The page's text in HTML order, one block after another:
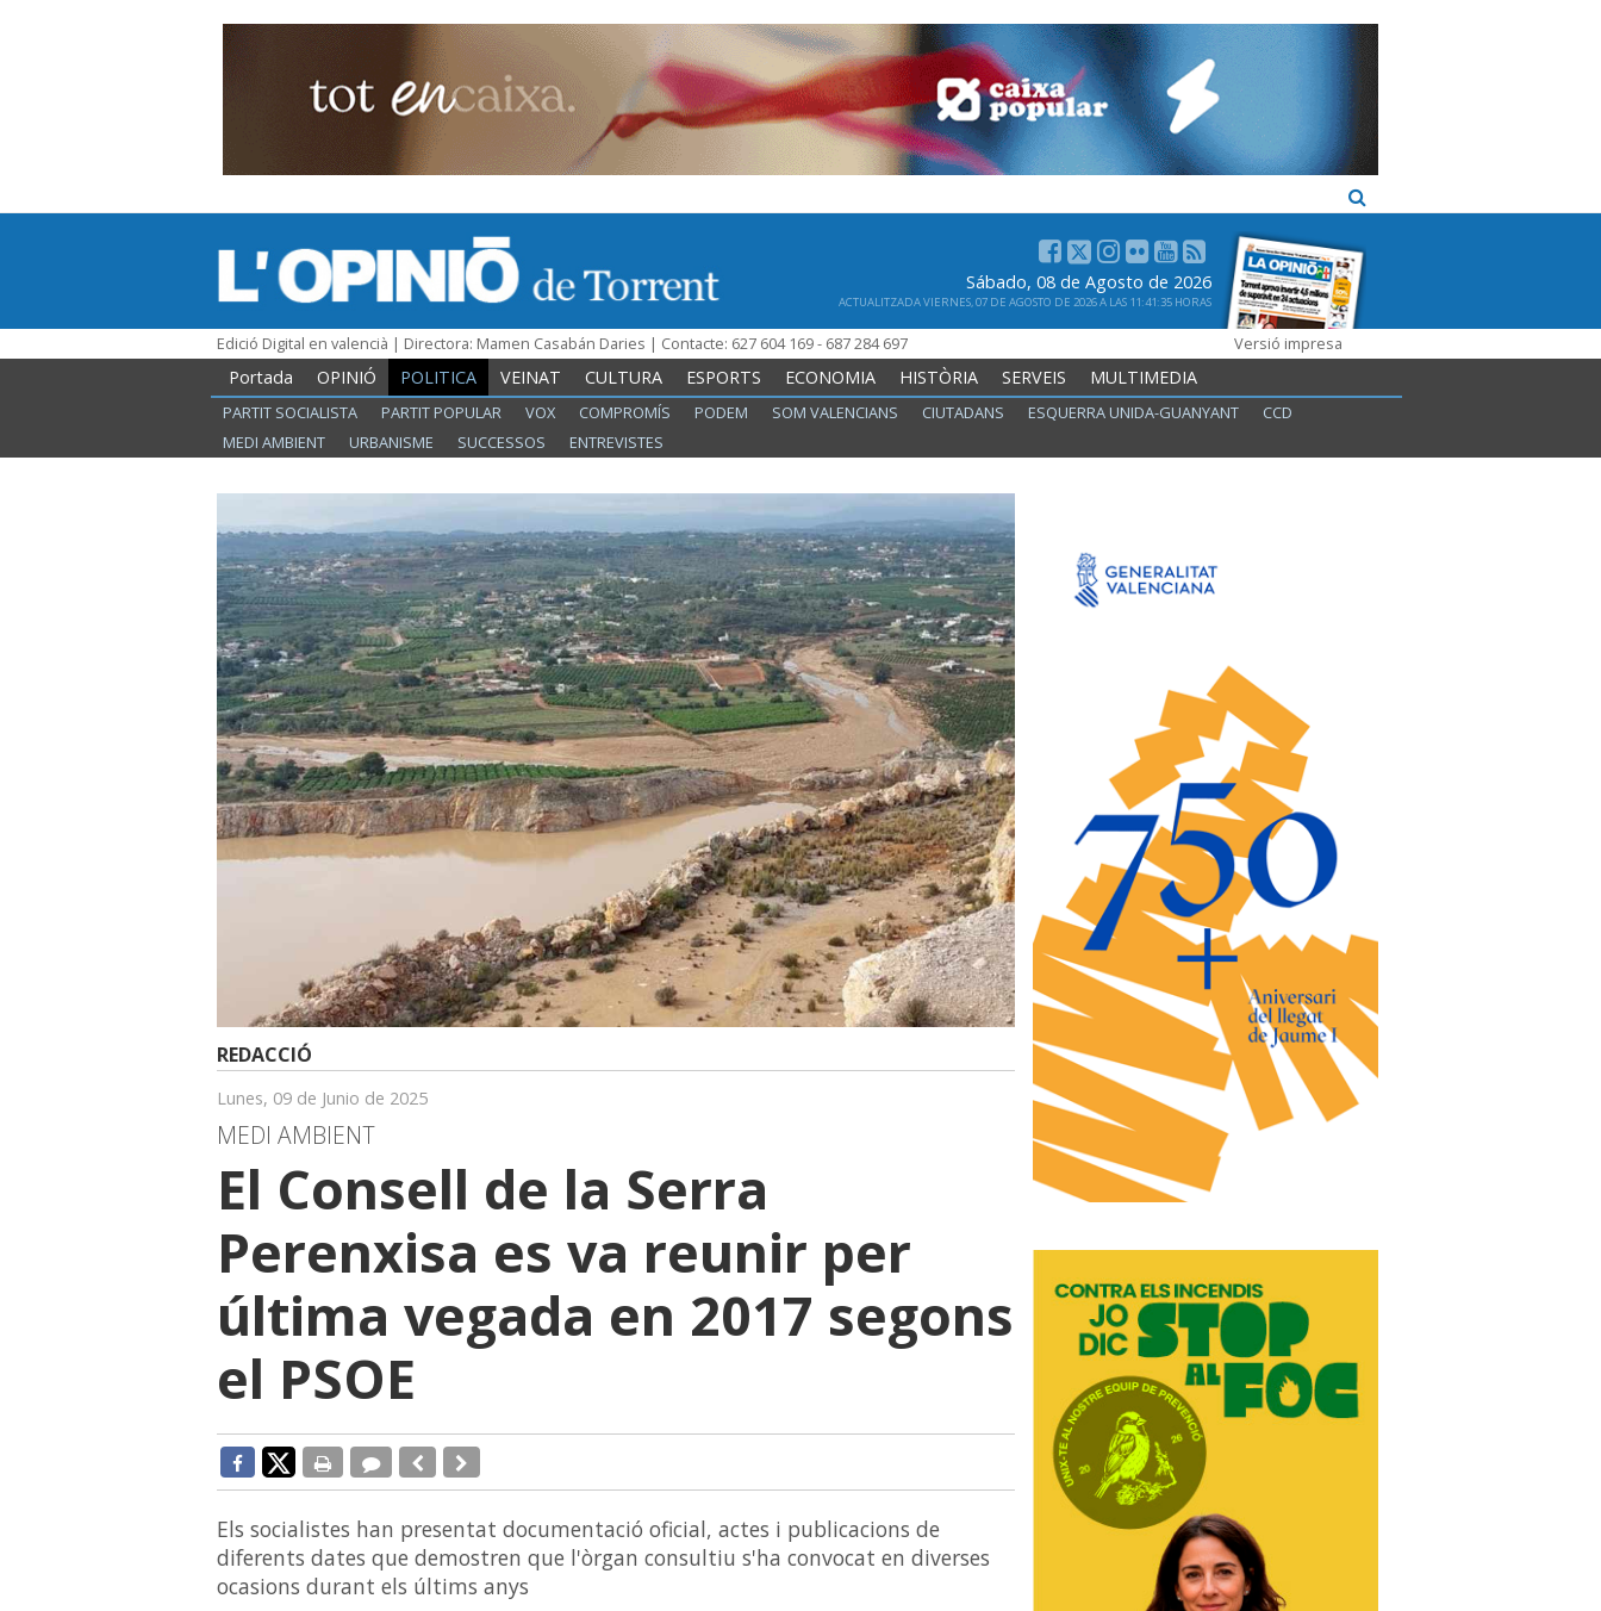
Sábado, 08 de Agosto de 2026
ACTUALITZADA VIERNES, 07 DE AGOSTO DE 2026 A LAS 11:41:35 HORAS
Edició Digital en valencià | Directora: Mamen Casabán Daries | Contacte: 627 604 169 - 687 284 697 Versió impresa
Portada OPINIÓ POLITICA VEINAT CULTURA ESPORTS ECONOMIA HISTÒRIA SERVEIS MULTIMEDIA
PARTIT SOCIALISTA PARTIT POPULAR VOX COMPROMÍS PODEM SOM VALENCIANS CIUTADANS ESQUERRA UNIDA-GUANYANT
CCD
MEDI AMBIENT
URBANISME SUCCESSOS ENTREVISTES
REDACCIÓ
Lunes, 09 de Junio de 2025
MEDI AMBIENT
El Consell de la Serra
Perenxisa es va reunir per
última vegada en 2017 segons
el PSOE
Els socialistes han presentat documentació oficial, actes i publicacions de
diferents dates que demostren que l'òrgan consultiu s'ha convocat en diverses
ocasions durant els últims anys